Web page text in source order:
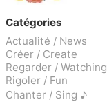
Catégories
Actualité / News
Créer / Create
Regarder / Watching
Rigoler / Fun
Chanter / Sing ♪